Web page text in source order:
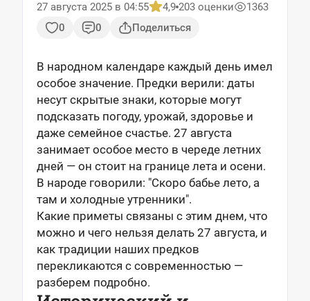
27 августа 2025 в 04:55 4,9 203 оценки
1363
0
0 Поделиться
В народном календаре каждый день имел
особое значение. Предки верили: даты
несут скрытые знаки, которые могут
подсказать погоду, урожай, здоровье и
даже семейное счастье. 27 августа
занимает особое место в череде летних
дней — он стоит на границе лета и осени.
В народе говорили: "Скоро бабье лето, а
там и холодные утренники".
Какие приметы связаны с этим днем, что
можно и чего нельзя делать 27 августа, и
как традиции наших предков
перекликаются с современностью —
разберем подробно.